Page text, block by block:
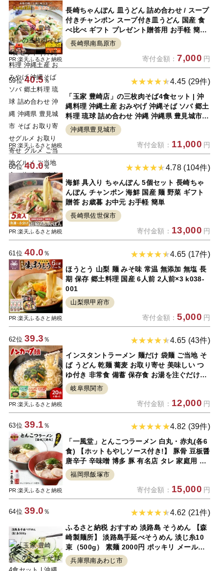
PR:楽天ふるさと納税
長崎ちゃんぽん 皿うどん 詰め合わせ / スープ
付きチャンポン スープ付き皿うどん 国産 食
べ比べ ギフト プレゼント贈答用 お手軽 簡単
常温 ちゃんぽん麺 スープの素 / 南島原市 / 川
崎 [SBI007]
長崎県南島原市
寄付金額： 7,000 円
59位40.5 ％
PR:楽天ふるさと納税
4.45 (29件)
「玉家 豊崎店」の三枚肉そば4食セット | 沖
縄料理 沖縄土産 おみやげ 沖縄そば ソバ 郷土
料理 琉球 詰め合わせ 沖縄 沖縄県 豊見城市
そば お取り寄せグルメ お取り寄せ グルメ ご
当地グルメ ご当地 食べ物 肉そば 食品 お土産
沖縄県豊見城市
寄付金額： 11,000 円
60位40.0％
PR:楽天ふるさと納税
4.78 (104件)
海鮮 具入り ちゃんぽん 5個セット 長崎ちゃ
んぽん チャンポン 海鮮 国産 麺 野菜 ギフト
贈答 お歳暮 お中元 お手軽 簡単
長崎県佐世保市
寄付金額： 13,000 円
61位40.0 ％
PR:楽天ふるさと納税
4.65 (17件)
ほうとう 山梨 麺 みそ味 常温 無添加 無塩 長
期 保存 郷土料理 国産 6人前 2人前×3 k038-
001
山梨県甲府市
寄付金額：5,000 円
62位39.3 ％
PR:楽天ふるさと納税
4.65 (43件)
インスタントラーメン 麺だけ 袋麺 ご当地 そ
ば うどん 乾麺 蕎麦 お取り寄せ 美味しい つ
ゆ付き 非常食 備蓄 保存食 お湯を注ぐだけ！
ノンカップ麺詰合せ20食（4種×5食）そば・
うどん・らーめん（醤油・塩）
岐阜県関市
寄付金額： 12,000 円
63位39.1 ％
PR:楽天ふるさと納税
4.82 (39件)
「一風堂」とんこつラーメン 白丸・赤丸(各6
食) 【ホットもやしソース付き!】 豚骨 豆板醤
唐辛子 辛味噌 博多 豚 有名店 タレ 家庭用 福
岡 【A5-339】【1204レビューCP】
福岡県飯塚市
寄付金額： 15,000 円
64位39.0 ％ 4.62 (21件)
ふるさと納税 おすすめ 淡路島 そうめん 【森
崎製麺所】 淡路島手延べそうめん 淡じ糸10
束（500g） 素麺 2000円 ポッキリ メール便
麺 乾麺 食べきり 手延べ そーめん 淡路島 ご
当地 お取り寄せ グルメ 常温 送料無料 お買い
兵庫県南あわじ市